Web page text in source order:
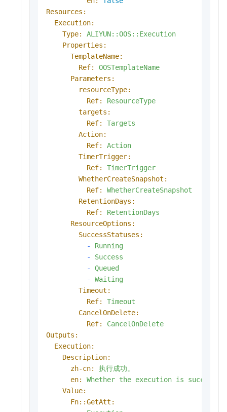
Resources:
Execution:
Type:
ALIYUN::OOS::Execution
Properties:
TemplateName:
Ref:
OOSTemplateName
Parameters:
resourceType:
Ref:
ResourceType
targets:
Ref:
Targets
Action:
Ref:
Action
TimerTrigger:
Ref:
TimerTrigger
WhetherCreateSnapshot:
Ref:
WhetherCreateSnapshot
RetentionDays:
Ref:
RetentionDays
ResourceOptions:
SuccessStatuses:
-
Running
-
Success
-
Queued
-
Waiting
Timeout:
Ref:
Timeout
CancelOnDelete:
Ref:
CancelOnDelete
Outputs:
Execution:
Description:
zh-cn:
执行成功。
en:
Whether the execution is
Value:
Fn::GetAtt: